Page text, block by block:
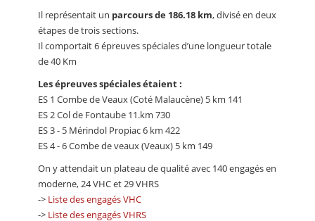
Il représentait un parcours de 186.18 km, divisé en deux
étapes de trois sections.
Il comportait 6 épreuves spéciales d’une longueur totale
de 40 Km
Les épreuves spéciales étaient :
ES 1 Combe de Veaux (Coté Malaucène) 5 km 141
ES 2 Col de Fontaube 11.km 730
ES 3 - 5 Mérindol Propiac 6 km 422
ES 4 - 6 Combe de veaux (Veaux) 5 km 149
On y attendait un plateau de qualité avec 140 engagés en
moderne, 24 VHC et 29 VHRS
-> Liste des engagés VHC
-> Liste des engagés VHRS